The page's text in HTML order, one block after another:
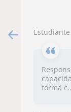
Estudiante de Medicina
forma